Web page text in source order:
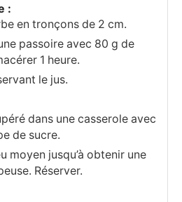
:
en tronçons de 2 cm.
passoire avec 80 g de
1 heure.
le jus.
dans une casserole avec
de sucre.
moyen jusqu’à obtenir une
Réserver.